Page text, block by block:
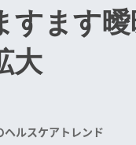
すます
大
ヘルスケアトレンド